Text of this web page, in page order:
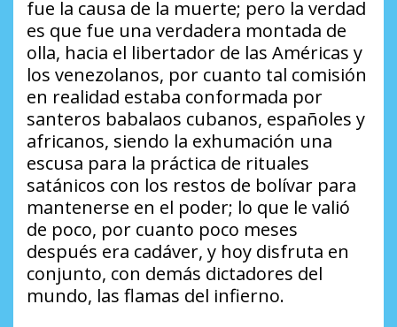
fue la causa de la muerte; pero la verdad
es que fue una verdadera montada de
olla, hacia el libertador de las Américas y
los venezolanos, por cuanto tal comisión
en realidad estaba conformada por
santeros babalaos cubanos, españoles y
africanos, siendo la exhumación una
escusa para la práctica de rituales
satánicos con los restos de bolívar para
mantenerse en el poder; lo que le valió
de poco, por cuanto poco meses
después era cadáver, y hoy disfruta en
conjunto, con demás dictadores del
mundo, las flamas del infierno.